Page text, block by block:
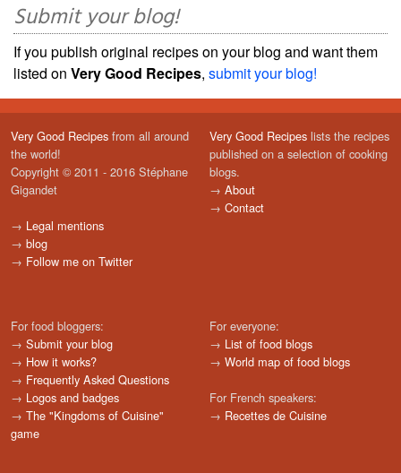
Submit your blog!
If you publish original recipes on your blog and want them
listed on Very Good Recipes, submit your blog!
Very Good Recipes from all around
the world!
Copyright © 2011 - 2016 Stéphane
Gigandet
→ Legal mentions
→ blog
→ Follow me on Twitter
Very Good Recipes lists the recipes
published on a selection of cooking
blogs.
→ About
→ Contact
For food bloggers:
→ Submit your blog
→ How it works?
→ Frequently Asked Questions
→ Logos and badges
→ The "Kingdoms of Cuisine"
game
For everyone:
→ List of food blogs
→ World map of food blogs
For French speakers:
→ Recettes de Cuisine